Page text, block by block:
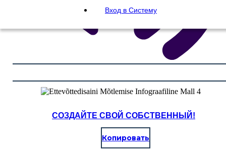
Вход в Систему
СОЗДАЙТЕ СВОЙ СОБСТВЕННЫЙ!
Копировать